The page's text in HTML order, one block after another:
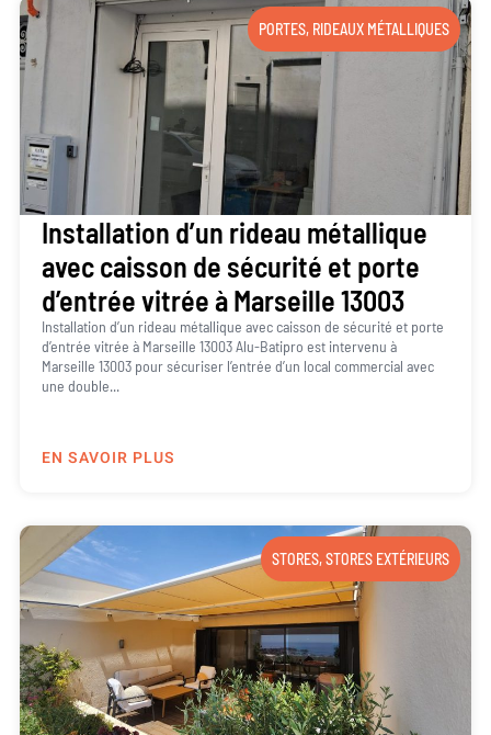
PORTES, RIDEAUX MÉTALLIQUES
Installation d’un rideau métallique
avec caisson de sécurité et porte
d’entrée vitrée à Marseille 13003
Installation d’un rideau métallique avec caisson de sécurité et porte
d’entrée vitrée à Marseille 13003 Alu-Batipro est intervenu à
Marseille 13003 pour sécuriser l’entrée d’un local commercial avec
une double...
EN SAVOIR PLUS
STORES,STORES EXTÉRIEURS